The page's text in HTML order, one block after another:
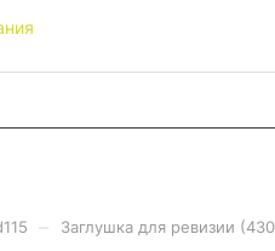
Заглушка для ревизии